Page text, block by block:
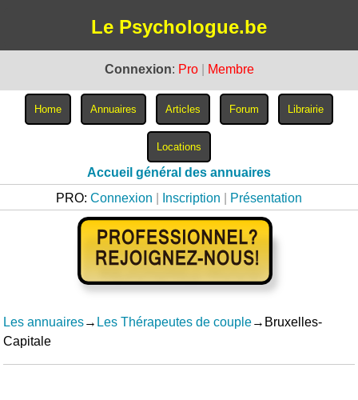
Le Psychologue.be
Connexion: Pro Membre
Accueil général des annuaires
PRO: Connexion Inscription Présentation
Les annuaires→ Les Thérapeutes de couple→Bruxelles-
Capitale